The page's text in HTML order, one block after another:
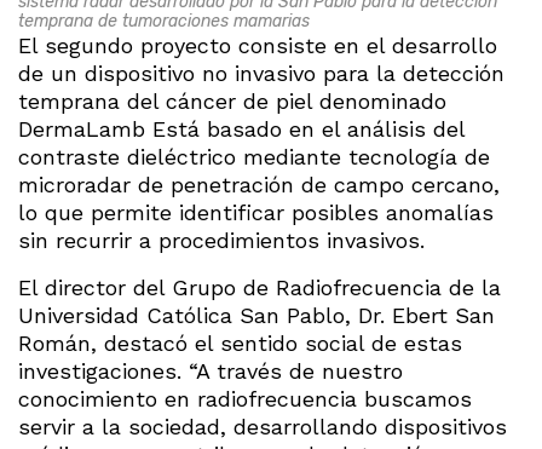
temprana de tumoraciones mamarias
El segundo proyecto consiste en el desarrollo
de un dispositivo no invasivo para la detección
temprana del cáncer de piel denominado
DermaLamb Está basado en el análisis del
contraste dieléctrico mediante tecnología de
microradar de penetración de campo cercano,
lo que permite identificar posibles anomalías
sin recurrir a procedimientos invasivos.
El director del Grupo de Radiofrecuencia de la
Universidad Católica San Pablo, Dr. Ebert San
Román, destacó el sentido social de estas
investigaciones. “A través de nuestro
conocimiento en radiofrecuencia buscamos
servir a la sociedad, desarrollando dispositivos